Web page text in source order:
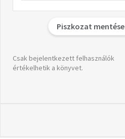
Piszkozat mentése
Csak bejelentkezett felhasználók
értékelhetik a könyvet.